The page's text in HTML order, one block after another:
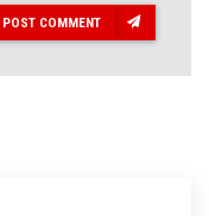
POST COMMENT